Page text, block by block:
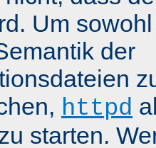
Um
der
httpd
starten.